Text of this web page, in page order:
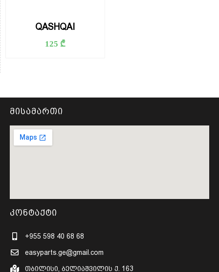
QASHQAI
125 ₾
მისამართი
კონტაქტი
+955 598 40 68 68
easyparts.ge@gmail.com
თბილისი, ბელიაშვილის ქ. 163